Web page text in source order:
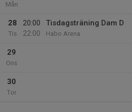
Mån
28
Tis
20:00
22:00
Tisdagsträning Dam D
Habo Arena
29
Ons
30
Tor